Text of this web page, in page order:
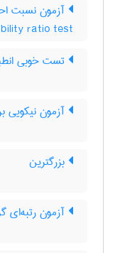
آزمون نسبت
ratio test
تست خوبی
آزمون نیکویی
بزرگترین
آزمون رتبه‌ای